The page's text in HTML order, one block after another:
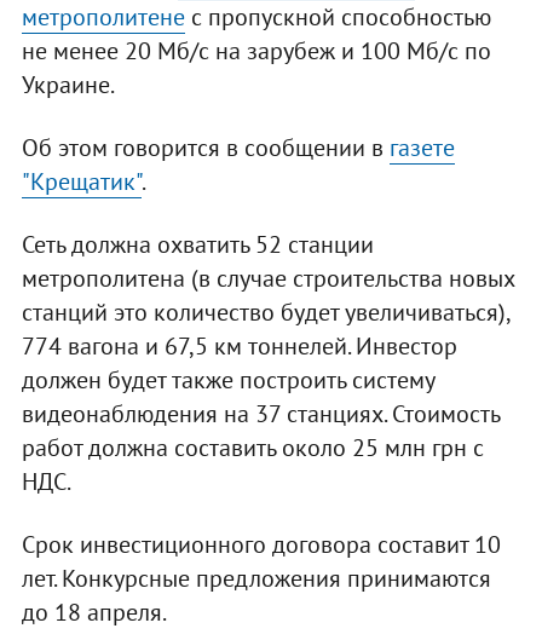
метрополитенес пропускной способностью
не менее 20 Мб/с на зарубеж и 100 Мб/с по
Украине.
Об этом говорится в сообщении в газете
"Крещатик".
Сеть должна охватить 52 станции
метрополитена (в случае строительства новых
станций это количество будет увеличиваться),
774 вагона и 67,5 км тоннелей. Инвестор
должен будет также построить систему
видеонаблюдения на 37 станциях. Стоимость
работ должна составить около 25 млн грн с
НДС.
Срок инвестиционного договора составит 10
лет. Конкурсные предложения принимаются
до 18 апреля.